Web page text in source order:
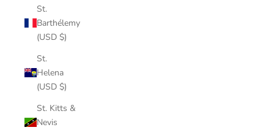
St.
Barthélemy
(USD $)
St.
Helena
(USD $)
St. Kitts &
Nevis